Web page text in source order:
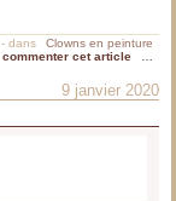
- dans
Clowns en peinture
commenter cet article
9 janvier 2020